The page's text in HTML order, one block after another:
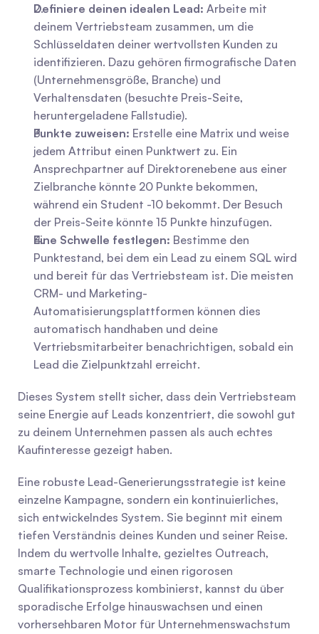
Definiere deinen idealen Lead: Arbeite mit
deinem Vertriebsteam zusammen, um die
Schlüsseldaten deiner wertvollsten Kunden zu
identifizieren. Dazu gehören firmografische Daten
(Unternehmensgröße, Branche) und
Verhaltensdaten (besuchte Preis-Seite,
heruntergeladene Fallstudie).
Punkte zuweisen: Erstelle eine Matrix und weise
jedem Attribut einen Punktwert zu. Ein
Ansprechpartner auf Direktorenebene aus einer
Zielbranche könnte 20 Punkte bekommen,
während ein Student -10 bekommt. Der Besuch
der Preis-Seite könnte 15 Punkte hinzufügen.
Eine Schwelle festlegen: Bestimme den
Punktestand, bei dem ein Lead zu einem SQL wird
und bereit für das Vertriebsteam ist. Die meisten
CRM- und Marketing-
Automatisierungsplattformen können dies
automatisch handhaben und deine
Vertriebsmitarbeiter benachrichtigen, sobald ein
Lead die Zielpunktzahl erreicht.
Dieses System stellt sicher, dass dein Vertriebsteam
seine Energie auf Leads konzentriert, die sowohl gut
zu deinem Unternehmen passen als auch echtes
Kaufinteresse gezeigt haben.
Eine robuste Lead-Generierungsstrategie ist keine
einzelne Kampagne, sondern ein kontinuierliches,
sich entwickelndes System. Sie beginnt mit einem
tiefen Verständnis deines Kunden und seiner Reise.
Indem du wertvolle Inhalte, gezieltes Outreach,
smarte Technologie und einen rigorosen
Qualifikationsprozess kombinierst, kannst du über
sporadische Erfolge hinauswachsen und einen
vorhersehbaren Motor für Unternehmenswachstum